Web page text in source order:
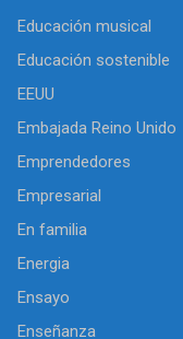
Educación musical
Educación sostenible
EEUU
Embajada Reino Unido
Emprendedores
Empresarial
En familia
Energia
Ensayo
Enseñanza